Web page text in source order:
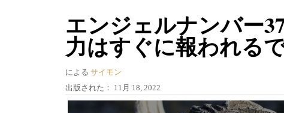
エンジェルナンバー
力はすぐに報われる
による 著
者
サイモン
投
稿
出版された： 11月 18, 2022